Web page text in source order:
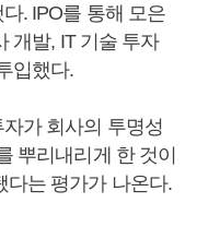
. IPO를 통해 모은
개발, IT 기술 투자
입했다.
가 회사의 투명성
뿌리내리게 한 것이
다는 평가가 나온다.